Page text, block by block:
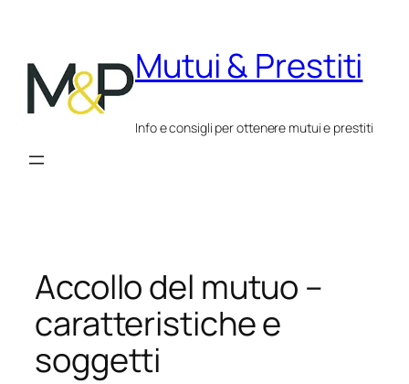
contenuto
Mutui & Prestiti
Info e consigli per ottenere mutui e prestiti
Accollo del mutuo –
caratteristiche e
soggetti